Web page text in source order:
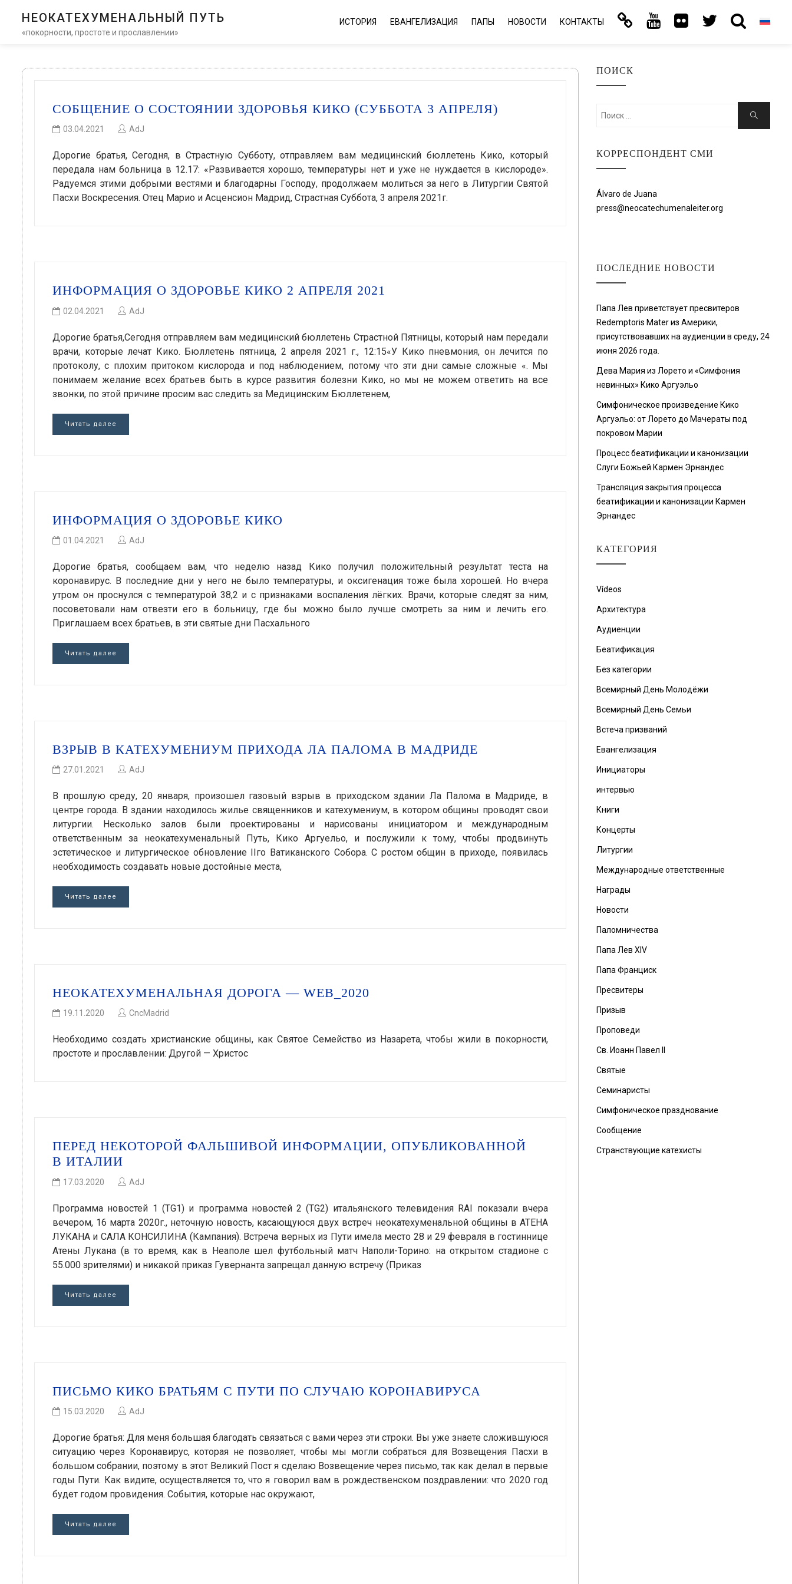
НЕОКАТЕХУМЕНАЛЬНЫЙ ПУТЬ
«покорности, простоте и прославлении»
ИСТОРИЯ ЕВАНГЕЛИЗАЦИЯ ПАПЫ НОВОСТИ КОНТАКТЫ
СОБЩЕНИЕ О СОСТОЯНИИ ЗДОРОВЬЯ КИКО (СУББОТА 3 АПРЕЛЯ)
03.04.2021 AdJ
Дорогие братья, Сегодня, в Страстную Субботу, отправляем вам медицинский бюллетень Кико, который
передала нам больница в 12.17: «Развивается хорошо, температуры нет и уже не нуждается в кислороде».
Радуемся этими добрыми вестями и благодарны Господу, продолжаем молиться за него в Литургии Святой
Пасхи Воскресения. Отец Марио и Асценсион Мадрид, Страстная Суббота, 3 апреля 2021г.
ИНФОРМАЦИЯ О ЗДОРОВЬЕ КИКО 2 АПРЕЛЯ 2021
02.04.2021 AdJ
Дорогие братья,Сегодня отправляем вам медицинский бюллетень Страстной Пятницы, который нам передали
врачи, которые лечат Кико. Бюллетень пятница, 2 апреля 2021 г., 12:15«У Кико пневмония, он лечится по
протоколу, с плохим притоком кислорода и под наблюдением, потому что эти дни самые сложные «. Мы
понимаем желание всех братьев быть в курсе развития болезни Кико, но мы не можем ответить на все
звонки, по этой причине просим вас следить за Медицинским Бюллетенем,
Читать далее
ИНФОРМАЦИЯ О ЗДОРОВЬЕ КИКО
01.04.2021 AdJ
Дорогие братья, сообщаем вам, что неделю назад Кико получил положительный результат теста на
коронавирус. В последние дни у него не было температуры, и оксигенация тоже была хорошей. Но вчера
утром он проснулся с температурой 38,2 и с признаками воспаления лёгких. Врачи, которые следят за ним,
посоветовали нам отвезти его в больницу, где бы можно было лучше смотреть за ним и лечить его.
Приглашаем всех братьев, в эти святые дни Пасхального
Читать далее
ВЗРЫВ В КАТЕХУМЕНИУМ ПРИХОДА ЛА ПАЛОМА В МАДРИДЕ
27.01.2021 AdJ
В прошлую среду, 20 января, произошел газовый взрыв в приходском здании Ла Палома в Мадриде, в
центре города. В здании находилось жилье священников и катехумениум, в котором общины проводят свои
литургии. Несколько залов были проектированы и нарисованы инициатором и международным
ответственным за неокатехуменальный Путь, Кико Аргуельо, и послужили к тому, чтобы продвинуть
эстетическое и литургическое обновление IIго Ватиканского Собора. С ростом общин в приходе, появилась
необходимость создавать новые достойные места,
Читать далее
НЕОКАТЕХУМЕНАЛЬНАЯ ДОРОГА — WEB_2020
19.11.2020 CncMadrid
Необходимо создать христианские общины, как Святое Семейство из Назарета, чтобы жили в покорности,
простоте и прославлении: Другой — Христос
ПЕРЕД НЕКОТОРОЙ ФАЛЬШИВОЙ ИНФОРМАЦИИ, ОПУБЛИКОВАННОЙ
В ИТАЛИИ
17.03.2020 AdJ
Программа новостей 1 (TG1) и программа новостей 2 (TG2) итальянского телевидения RAI показали вчера
вечером, 16 марта 2020г., неточную новость, касающуюся двух встреч неокатехуменальной общины в АТЕНА
ЛУКАНА и САЛА КОНСИЛИНА (Кампания). Встреча верных из Пути имела место 28 и 29 февраля в гостиннице
Атены Лукана (в то время, как в Неаполе шел футбольный матч Наполи-Торино: на открытом стадионе с
55.000 зрителями) и никакой приказ Гувернанта запрещал данную встречу (Приказ
Читать далее
ПИСЬМО КИКО БРАТЬЯМ С ПУТИ ПО СЛУЧАЮ КОРОНАВИРУСА
15.03.2020 AdJ
Дорогие братья: Для меня большая благодать связаться с вами через эти строки. Вы уже знаете сложившуюся
ситуацию через Коронавирус, которая не позволяет, чтобы мы могли собраться для Возвещения Пасхи в
большом собрании, поэтому в этот Великий Пост я сделаю Возвещение через письмо, так как делал в первые
годы Пути. Как видите, осуществляется то, что я говорил вам в рождественском поздравлении: что 2020 год
будет годом провидения. События, которые нас окружают,
Читать далее
ПОИСК
Искать:
Поиск
КОРРЕСПОНДЕНТ СМИ
Álvaro de Juana
press@neocatechumenaleiter.org
ПОСЛЕДНИЕ НОВОСТИ
Папа Лев приветствует пресвитеров
Redemptoris Mater из Америки,
присутствовавших на аудиенции в среду, 24
июня 2026 года.
Дева Мария из Лорето и «Симфония
невинных» Кико Аргуэльо
Симфоническое произведение Кико
Аргуэльо: от Лорето до Мачераты под
покровом Марии
Процесс беатификации и канонизации
Слуги Божьей Кармен Эрнандес
Трансляция закрытия процесса
беатификации и канонизации Кармен
Эрнандес
КАТЕГОРИЯ
Vídeos
Архитектура
Аудиенции
Беатификация
Без категории
Всемирный День Молодёжи
Всемирный День Семьи
Встеча призваний
Евангелизация
Инициаторы
интервью
Книги
Концерты
Литургии
Международные ответственные
Награды
Новости
Паломничества
Папа Лев XIV
Папа Франциск
Пресвитеры
Призыв
Проповеди
Св. Иоанн Павел II
Святые
Семинаристы
Симфоническое празднование
Сообщение
Странствующие катехисты